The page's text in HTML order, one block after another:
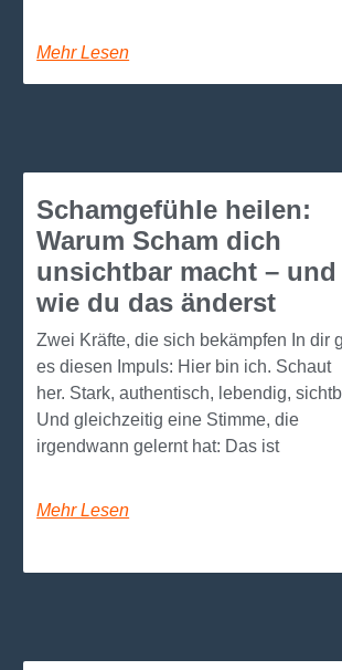
Mehr Lesen
Schamgefühle heilen:
Warum Scham dich
unsichtbar macht – und
wie du das änderst
Zwei Kräfte, die sich bekämpfen In dir
es diesen Impuls: Hier bin ich. Schaut
her. Stark, authentisch, lebendig,
Und gleichzeitig eine Stimme, die
irgendwann gelernt hat: Das ist
Mehr Lesen